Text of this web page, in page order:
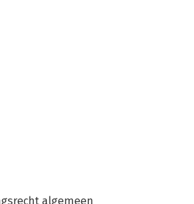
algemeen